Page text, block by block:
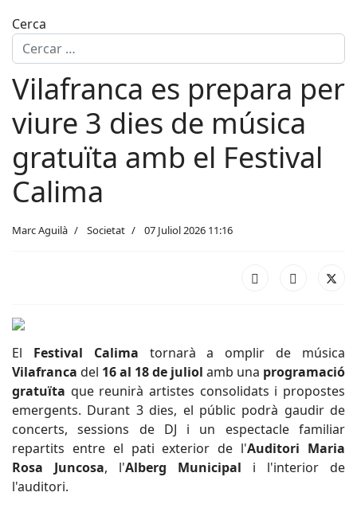
Cerca
Vilafranca es prepara per
viure 3 dies de música
gratuïta amb el Festival
Calima
Marc Aguilà Societat 07 Juliol 2026 11:16
El Festival Calima tornarà a omplir de música
Vilafranca del 16 al 18 de juliol amb una programació
gratuïta que reunirà artistes consolidats i propostes
emergents. Durant 3 dies, el públic podrà gaudir de
concerts, sessions de DJ i un espectacle familiar
repartits entre el pati exterior de l'Auditori Maria
Rosa Juncosa, l'Alberg Municipal i l'interior de
l'auditori.